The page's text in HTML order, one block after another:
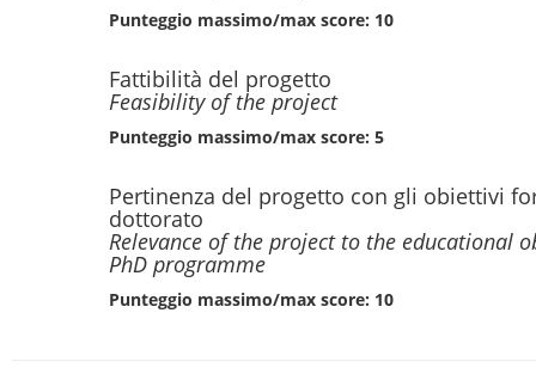
Punteggio massimo/max score: 10
Fattibilità del progetto
Feasibility of the project
Punteggio massimo/max score: 5
Pertinenza del progetto con gli obiettivi
dottorato
Relevance of the project to the educational
PhD programme
Punteggio massimo/max score: 10